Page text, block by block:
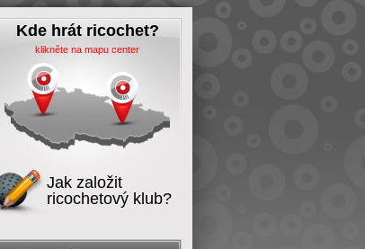
Kde hrát ricochet?
klikněte na mapu center
Jak založit
ricochetový klub?